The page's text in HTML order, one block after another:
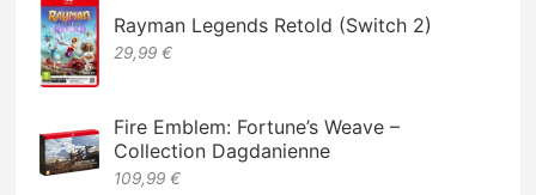
Rayman Legends Retold (Switch 2)
29,99 €
Fire Emblem: Fortune’s Weave –
Collection Dagdanienne
109,99 €